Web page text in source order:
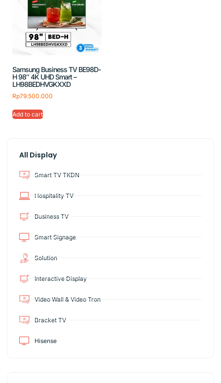
All Display
Smart TV TKDN
Hospitality TV
Business TV
Smart Signage
Solution
Interactive Display
Video Wall & Video Tron
Bracket TV
Hisense
Samsung Business TV BE98D-
H 98″ 4K UHD Smart –
LH98BEDHVGKXXD
Rp79.500.000
Add to cart